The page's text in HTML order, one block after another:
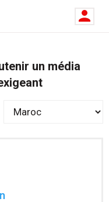
un média